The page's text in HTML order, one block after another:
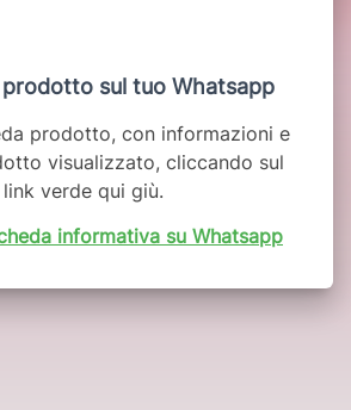
prodotto sul tuo Whatsapp
prodotto, con informazioni e
visualizzato, cliccando sul
link verde qui giù.
informativa su Whatsapp